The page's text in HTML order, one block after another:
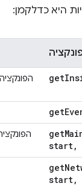
היא כדלקמן:
start,
start,